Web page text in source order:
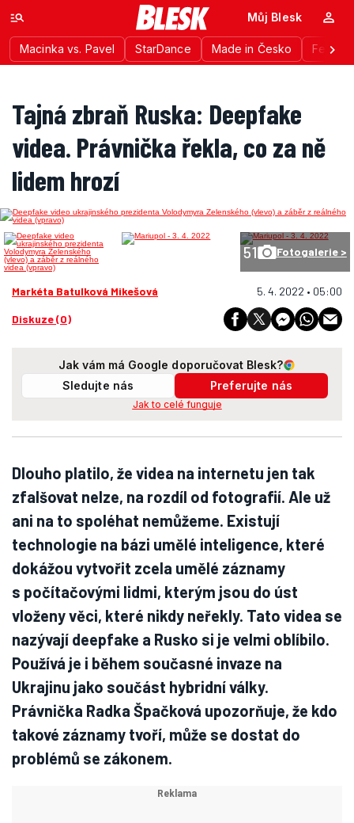
Macinka vs. Pavel StarDance Made in Česko
Můj Blesk
Tajná zbraň Ruska: Deepfake
videa. Právnička řekla, co za ně
lidem hrozí
51 Fotogalerie >
Markéta Batulková Mikešová 5. 4. 2022 • 05:00
Diskuze (0)
Jak vám má Google doporučovat Blesk?
Sledujte nás
Preferujte nás
Jak to celé funguje
Dlouho platilo, že videa na internetu jen tak
zfalšovat nelze, na rozdíl od fotografií. Ale už
ani na to spoléhat nemůžeme. Existují
technologie na bázi umělé inteligence, které
dokážou vytvořit zcela umělé záznamy
s počítačovými lidmi, kterým jsou do úst
vloženy věci, které nikdy neřekly. Tato videa se
nazývají deepfake a Rusko si je velmi oblíbilo.
Používá je i během současné invaze na
Ukrajinu jako součást hybridní války.
Právnička Radka Špačková upozorňuje, že kdo
takové záznamy tvoří, může se dostat do
problémů se zákonem.